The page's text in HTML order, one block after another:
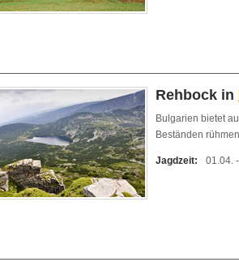
Rehbock in
Bulgarien bietet
Beständen
Jagdzeit: 01.04.